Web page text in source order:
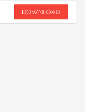
DOWNLOAD